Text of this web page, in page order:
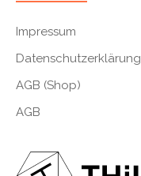
Impressum
Datenschutzerklärung
AGB (Shop)
AGB